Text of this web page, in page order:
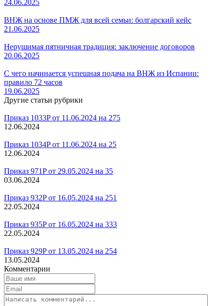
24.06.2025
ВНЖ на основе ПМЖ для всей семьи: болгарский кейс
21.06.2025
Нерушимая пятничная традиция: заключение договоров
20.06.2025
С чего начинается успешная подача на ВНЖ из Испании:
правило 72 часов
19.06.2025
Другие статьи рубрики
Приказ 1033P от 11.06.2024 на 275
12.06.2024
Приказ 1034P от 11.06.2024 на 25
12.06.2024
Приказ 971P от 29.05.2024 на 35
03.06.2024
Приказ 932P от 16.05.2024 на 251
22.05.2024
Приказ 935P от 16.05.2024 на 333
22.05.2024
Приказ 929P от 13.05.2024 на 254
13.05.2024
Комментарии